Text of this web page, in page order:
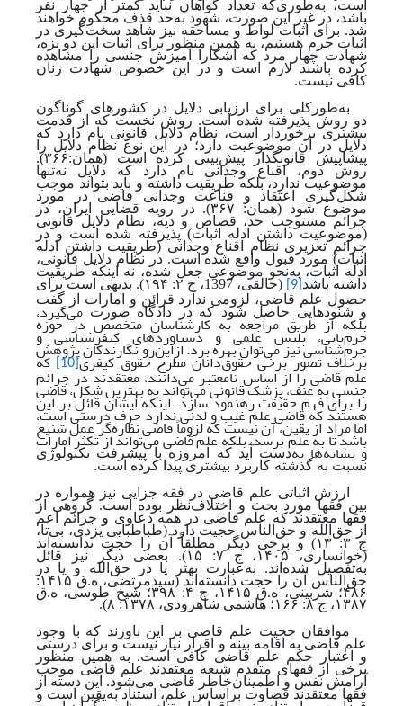
است، به‌طوری‌که تعداد گواهان نباید کمتر از چهار نفر
باشد، در غیر این صورت، شهود بهحد قذف محکوم خواهند
شد. برای اثبات لواط و مساحقه نیز شاهد سخت‌گیری در
اثبات جرم هستیم، به همین منظور برای اثبات این دو بزه،
شهادت چهار مرد که آشکارا آمیزش جنسی را مشاهده
کرده باشند لازم است و در این خصوص شهادت زنان
کافی نیست.
به‌طورکلی برای ارزیابی دلایل در کشورهای گوناگون
دو روش پذیرفته شده‌ است. روش نخست که از قدمت
بیشتری برخوردار است، نظام دلایل قانونی نام دارد که
دلایل در آن موضوعیت دارد؛ در این نوع نظام دلایل را
پیشاپیش قانونگذار پیش‌بینی‌ کرده است (همان:۳۶۶).
روش دوم، اقناع وجدانی نام دارد که دلایل نه‌تنها
موضوعیت ندارد، بلکه طریقیت داشته و باید بتواند موجب
شکل‌گیری اعتقاد و قناعت وجدانی قاضی در مورد
موضوع شود (همان: ۳۶۷)
. در رویه قضایی ایران، در
جرائم مستوجب حد، قصاص و دیه، نظام دلایل قانونی
(موضوعیت ‌داشتن ادله اثبات) پذیرفته شده‌ است و در
جرائم تعزیری نظام اقناع وجدانی (طریقیت داشتن ادله
اثبات) مورد قبول واقع شده‌ است. در نظام دلایل قانونی،
ادله اثبات، بهنحو موضوعی جعل شده‌، نه اینکه طریقیت
داشته باشد [9] (خالقی، 1397، ج ۲: ۱۹۴).
بدیهی است برای
حصول علم قاضی، لزومی ندارد قرائن و امارات از گفت
و شنودهایی حاصل شود که در دادگاه صورت می‌گیرد،
بلکه از طریق مراجعه به کارشناسان متخصص در حوزه
جرم‌یابی، پلیس علمی و دستاوردهای کیفرشناسی و
جرم‌شناسی نیز می‌توان بهره برد. ازاین‌رو نگارندگان پژوهش
برخلاف تصور برخی حقوق‌دانان مطرح حقوق کیفری[10] که
علم قاضی را از اساس نامعتبر می‌دانند، معتقدند در جرائم
جنسی به عنف، پزشک ‌قانونی می‌تواند به بهترین شکل، قاضی
را برای فهم حقیقت رهنمود سازد. اینکه ایشان قائل بر این
هستند که قاضی علم غیب و لدنی ندارد حرف درستی است،
اما مراد از یقین، آن نیست که لزوماً قاضی نظاره‌گر عمل شنیع
باشد تا به علم برسد، بلکه علم قاضی می‌تواند از تکثر امارات
و نشانه‌ها بهدست آید که امروزه با پیشرفت تکنولوژی
نسبت به گذشته کاربرد بیشتری پیدا کرده است.
ارزش اثباتی علم قاضی در فقه جزایی نیز همواره در
بین فقها مورد بحث و اختلاف‌نظر بوده است. گروهی از
فقها معتقدند که علم قاضی در همه دعاوی و جرائم اعم
از حق‌الله و حق‌الناس حجیت دارد(طباطبایی یزدی، بی‌تا،
ج ۳: ۱۳)
و برخی دیگر مطلقاً آن را حجت ندانسته‌اند
(خوانساری، ۱۴۰۵، ج ۷: ۱۵).
بعضی دیگر نیز قائل
به‌تفصیل شده‌اند. بهعبارت بهتر یا در حق‌الله و یا در
حق‌الناس آن را حجت دانسته‌اند
(سیدمرتضی، ه.ق ۱۴۱۵:
۴۸۶؛ شربینی، ه.ق ۱۴۱۵، ج ۴: ۳۹۸؛ شیخ طوسی، ه.ق
۱۳۸۷، ج ۸: ۱۶۶؛ هاشمی شاهرودی، ۱۳۷۸: ۸).
موافقان حجیت علم قاضی بر این باورند که با وجود
علم قاضی به اقامه بینه و اقرار نیاز نیست و برای درستی
و اعتبار حکم علم قاضی کافی است. به همین منظور
برخی از فقهای متقدم شیعه معتقدند علم قاضی موجب
آرامش نفس و اطمینانخاطر قاضی می‌شود. این دسته از
فقها معتقدند قضاوت براساس علم، استناد به‌یقین است و